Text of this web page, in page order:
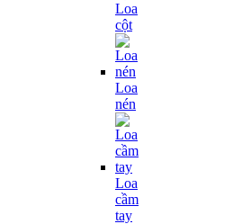
Loa
cột
Loa
nén
Loa
cầm
tay